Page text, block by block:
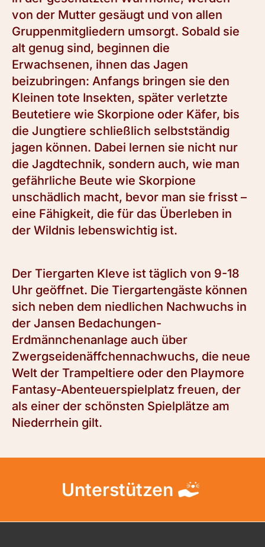
von der Mutter gesäugt und von allen
Gruppenmitgliedern umsorgt. Sobald sie
alt genug sind, beginnen die
Erwachsenen, ihnen das Jagen
beizubringen: Anfangs bringen sie den
Kleinen tote Insekten, später verletzte
Beutetiere wie Skorpione oder Käfer, bis
die Jungtiere schließlich selbstständig
jagen können. Dabei lernen sie nicht nur
die Jagdtechnik, sondern auch, wie man
gefährliche Beute wie Skorpione
unschädlich macht, bevor man sie frisst –
eine Fähigkeit, die für das Überleben in
der Wildnis lebenswichtig ist.
Der Tiergarten Kleve ist täglich von 9-18
Uhr geöffnet. Die Tiergartengäste können
sich neben dem niedlichen Nachwuchs in
der Jansen Bedachungen-
Erdmännchenanlage auch über
Zwergseidenäffchennachwuchs, die neue
Welt der Trampeltiere oder den Playmore
Fantasy-Abenteuerspielplatz freuen, der
als einer der schönsten Spielplätze am
Niederrhein gilt.
Unterstützen